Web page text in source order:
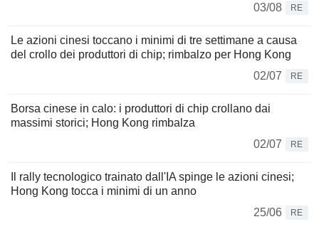
03/08
RE
Le azioni cinesi toccano i minimi di tre settimane a causa
del crollo dei produttori di chip; rimbalzo per Hong Kong
02/07
RE
Borsa cinese in calo: i produttori di chip crollano dai
massimi storici; Hong Kong rimbalza
02/07
RE
Il rally tecnologico trainato dall'IA spinge le azioni cinesi;
Hong Kong tocca i minimi di un anno
25/06
RE